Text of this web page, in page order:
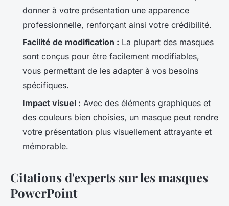
donner à votre présentation une apparence
professionnelle, renforçant ainsi votre crédibilité.
Facilité de modification : La plupart des masques
sont conçus pour être facilement modifiables,
vous permettant de les adapter à vos besoins
spécifiques.
Impact visuel : Avec des éléments graphiques et
des couleurs bien choisies, un masque peut rendre
votre présentation plus visuellement attrayante et
mémorable.
Citations d'experts sur les masques
PowerPoint